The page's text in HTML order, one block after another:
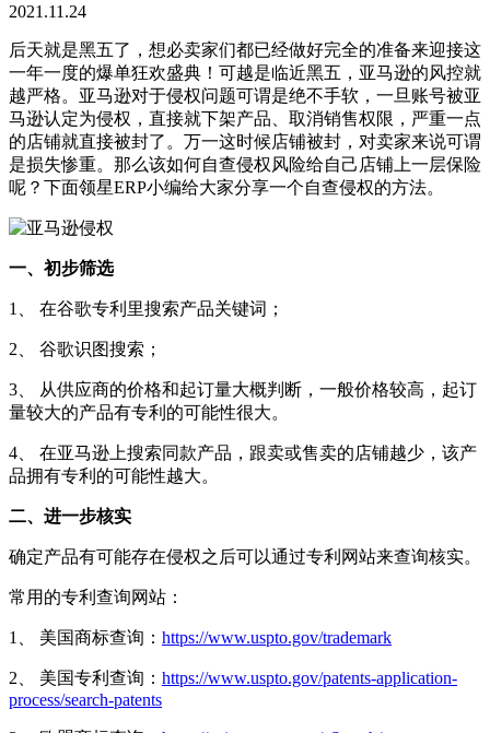
2021.11.24
后天就是黑五了，想必卖家们都已经做好完全的准备来迎接这
一年一度的爆单狂欢盛典！可越是临近黑五，亚马逊的风控就
越严格。亚马逊对于侵权问题可谓是绝不手软，一旦账号被亚
马逊认定为侵权，直接就下架产品、取消销售权限，严重一点
的店铺就直接被封了。万一这时候店铺被封，对卖家来说可谓
是损失惨重。那么该如何自查侵权风险给自己店铺上一层保险
呢？下面领星ERP小编给大家分享一个自查侵权的方法。
一、初步筛选
1、 在谷歌专利里搜索产品关键词；
2、 谷歌识图搜索；
3、 从供应商的价格和起订量大概判断，一般价格较高，起订
量较大的产品有专利的可能性很大。
4、 在亚马逊上搜索同款产品，跟卖或售卖的店铺越少，该产
品拥有专利的可能性越大。
二、进一步核实
确定产品有可能存在侵权之后可以通过专利网站来查询核实。
常用的专利查询网站：
1、 美国商标查询： https://www.uspto.gov/trademark
2、 美国专利查询： https://www.uspto.gov/patents-application-
process/search-patents